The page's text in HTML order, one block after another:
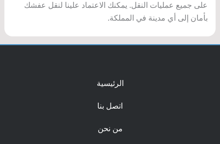
على جميع عمليات النقل. يمكنك الاعتماد علينا لنقل عفشك
بأمان إلى أي مدينة في المملكة.
الرئيسية
اتصل بنا
من نحن